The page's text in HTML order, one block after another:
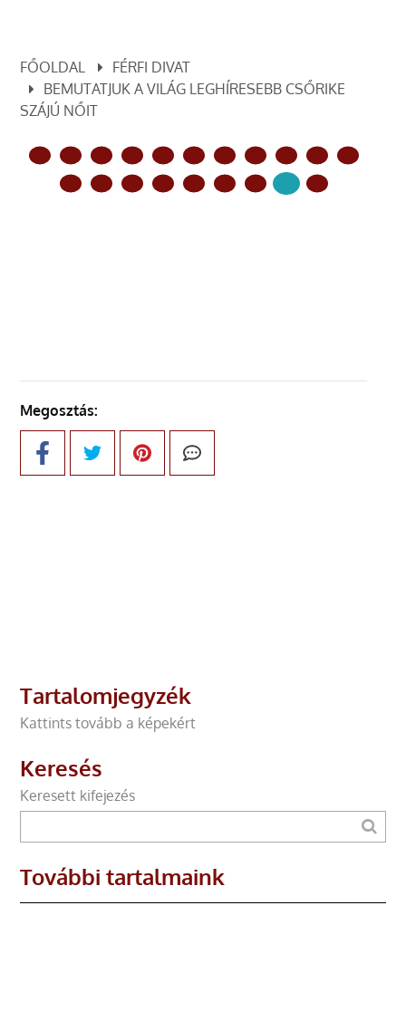
FŐOLDAL
FÉRFI DIVAT
BEMUTATJUK A VILÁG LEGHÍRESEBB CSŐRIKE
SZÁJÚ NŐIT
Megosztás:
Tartalomjegyzék
Kattints tovább a képekért
Keresés
Keresett kifejezés
További tartalmaink